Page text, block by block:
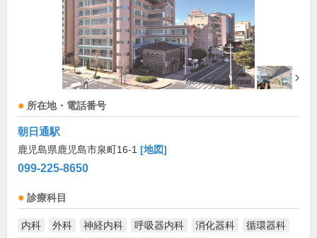
所在地・電話番号
朝日通駅
鹿児島県鹿児島市泉町16-1 [地図]
099-225-8650
診療科目
内科 外科 神経内科 呼吸器内科 消化器科
循環器科